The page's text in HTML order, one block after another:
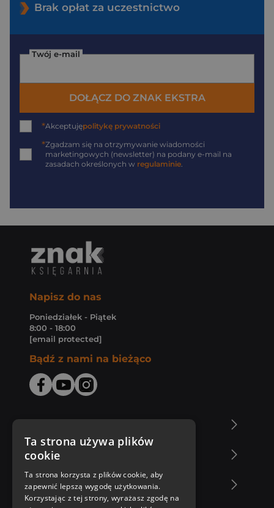
Brak opłat za uczestnictwo
Twój e-mail
DOŁĄCZ DO ZNAK EKSTRA
*Akceptujępolitykę prywatności
*Zgadzam się na otrzymywanie wiadomości
marketingowych (newsletter) na podany e-mail na
zasadach określonych w regulaminie
Napisz do nas
Poniedziałek - Piątek
8:00 - 18:00
[email protected]
Bądź z nami na bieżąco
Zakupy u nas
Nasza oferta
Ta strona używa plików
cookie
Ta strona korzysta z plików cookie, aby
zapewnić lepszą wygodę użytkowania.
Korzystając z tej strony, wyrażasz zgodę na